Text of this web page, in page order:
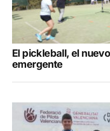
El pickleball, el
emergente